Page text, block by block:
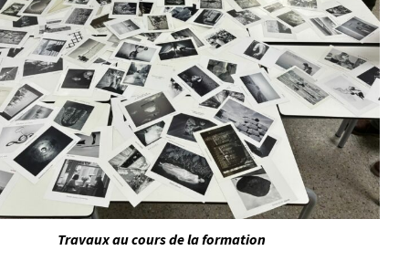
Travaux au cours de la formation